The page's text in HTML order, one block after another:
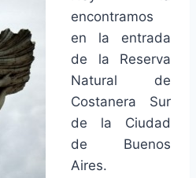
encontramos
en la entrada
de la Reserva
Natural de
Costanera Sur
de la Ciudad
de Buenos
Aires.